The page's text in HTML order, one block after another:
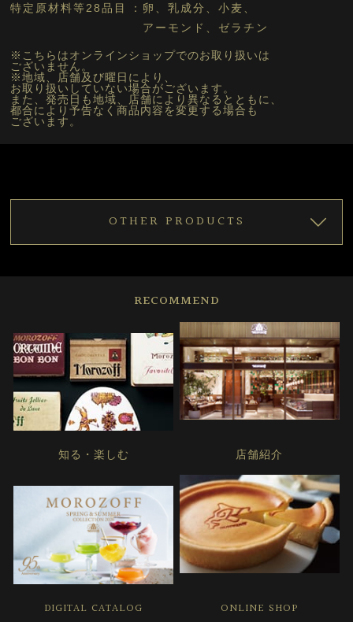
特定原材料等28品目
卵、乳成分、小麦、
アーモンド、ゼラチン
※こちらはオンラインショップでのお取り扱いは
ございません。
※地域、店舗及び曜日により、
お取り扱いしていない場合がございます。
また、発売日も地域、店舗により異なるとともに、
都合により予告なく商品内容を変更する場合も
ございます。
OTHER PRODUCTS
RECOMMEND
知る・楽しむ 店舗紹介
DIGITAL CATALOG ONLINE SHOP